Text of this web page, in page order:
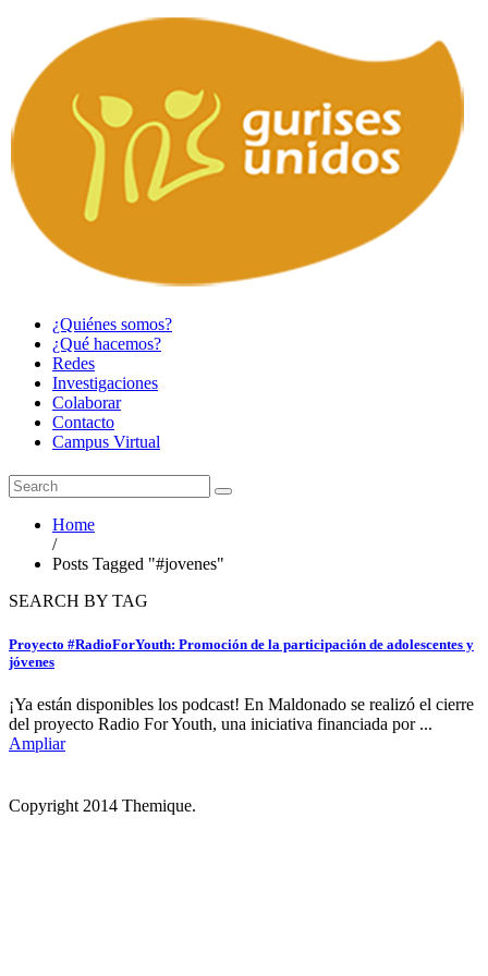
¿Quiénes somos?
¿Qué hacemos?
Redes
Investigaciones
Colaborar
Contacto
Campus Virtual
Home
/
Posts Tagged "#jovenes"
SEARCH BY TAG
Proyecto #RadioForYouth: Promoción de la participación de adolescentes y
jóvenes
¡Ya están disponibles los podcast! En Maldonado se realizó el cierre
del proyecto Radio For Youth, una iniciativa financiada por ...
Ampliar
Copyright 2014 Themique.